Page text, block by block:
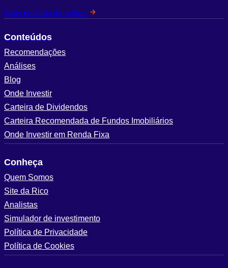
Mais notícias de ações
Conteúdos
Recomendações
Análises
Blog
Onde Investir
Carteira de Dividendos
Carteira Recomendada de Fundos Imobiliários
Onde Investir em Renda Fixa
Conheça
Quem Somos
Site da Rico
Analistas
Simulador de investimento
Política de Privacidade
Política de Cookies